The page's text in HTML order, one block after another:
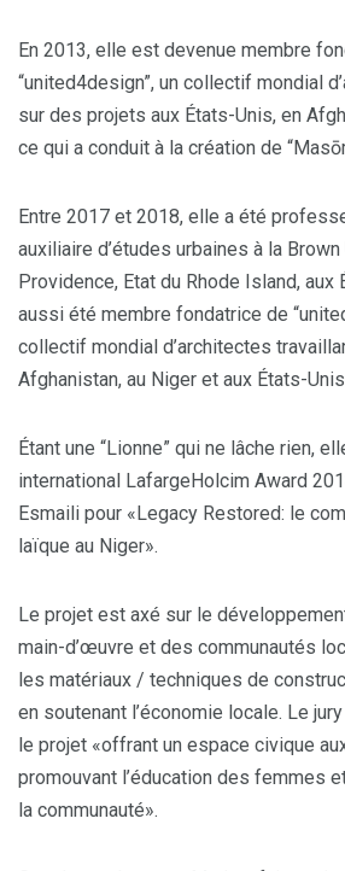
En 2013, elle est devenue membre
“united4design”, un collectif mondial
sur des projets aux États-Unis, en
ce qui a conduit à la création de
Entre 2017 et 2018, elle a été
auxiliaire d’études urbaines à la
Providence, Etat du Rhode Island, aux
aussi été membre fondatrice de
collectif mondial d’architectes
Afghanistan, au Niger et aux États-
Étant une “Lionne” qui ne lâche rien,
international LafargeHolcim Award
Esmaili pour «Legacy Restored: le
laïque au Niger».
Le projet est axé sur le
main-d’œuvre et des communautés
les matériaux / techniques de
en soutenant l’économie locale. Le
le projet «offrant un espace civique
promouvant l’éducation des femmes
la communauté».